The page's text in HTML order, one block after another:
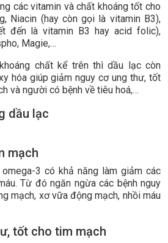
các vitamin và chất khoáng tốt cho
Niacin (hay còn gọi là vitamin B3),
đến là vitamin B3 hay acid folic),
Magie,…
chất kể trên thì dầu lạc còn
hóa giúp giảm nguy cơ ung thư, tốt
và người có bệnh về tiêu hoá,…
dầu lạc
mạch
omega-3 có khả năng làm giảm các
Từ đó ngăn ngừa các bệnh nguy
mạch, xơ vữa động mạch, nhồi máu
tốt cho tim mạch